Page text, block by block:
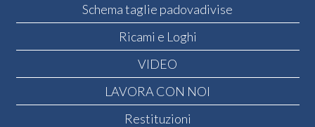
Schema taglie padovadivise
Ricami e Loghi
VIDEO
LAVORA CON NOI
Restituzioni